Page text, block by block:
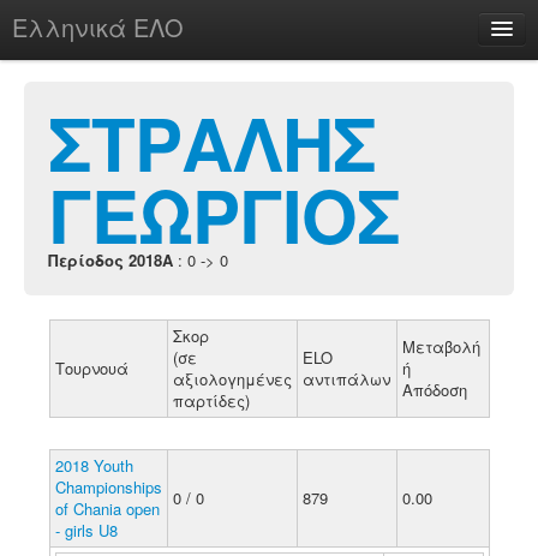
Ελληνικά ΕΛΟ
chesstu.be @ discord
Login
ΣΤΡΑΛΗΣ
ΓΕΩΡΓΙΟΣ
Περίοδος 2018A : 0 -> 0
Τουρνουά
Σκορ
(σε
αξιολογημένες
παρτίδες)
ELO
αντιπάλων
Μεταβολή
ή
Απόδοση
2018 Youth
Championships
of Chania open
- girls U8
0 / 0 879 0.00